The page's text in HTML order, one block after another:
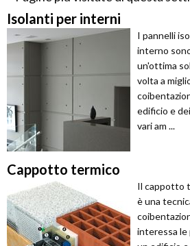
Isolanti per interni
I pannelli
interno
un'ottima
volta a
edificio e
vari am ...
Cappotto termico
Il cappotto
è una
interessa le